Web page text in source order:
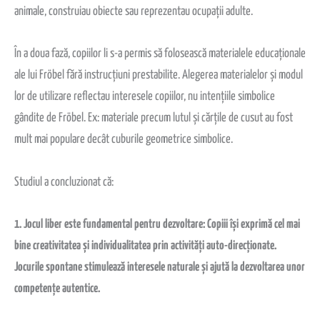
animale, construiau obiecte sau reprezentau ocupații adulte.
În a doua fază, copiilor li s-a permis să folosească materialele educaționale
ale lui Fröbel fără instrucțiuni prestabilite. Alegerea materialelor și modul
lor de utilizare reflectau interesele copiilor, nu intențiile simbolice
gândite de Fröbel. Ex: materiale precum lutul și cărțile de cusut au fost
mult mai populare decât cuburile geometrice simbolice.
Studiul a concluzionat că:
1. Jocul liber este fundamental pentru dezvoltare: Copiii își exprimă cel mai
bine creativitatea și individualitatea prin activități auto-direcționate.
Jocurile spontane stimulează interesele naturale și ajută la dezvoltarea unor
competențe autentice.